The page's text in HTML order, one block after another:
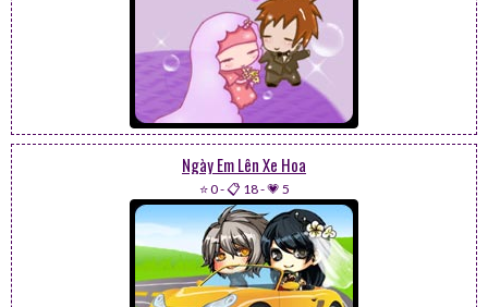
Ngày Em Lên Xe Hoa
⭐ 0-📋 18-💗 5